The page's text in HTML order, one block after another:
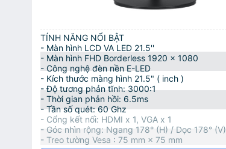
TÍNH NĂNG NỔI BẬT
- Màn hình LCD VA LED 21.5''
- Màn hình FHD Borderless 1920 x 1080
- Công nghệ đèn nền E-LED
- Kích thước màng hình 21.5" ( inch )
- Độ tương phản tĩnh: 3000:1
- Thời gian phản hồi: 6.5ms
- Tần số quét: 60 Ghz
- Cổng kết nối: HDMI x 1, VGA x 1
- Góc nhìn rộng: Ngang 178° (H) / Dọc 178° (V)
- Treo tường Vesa : 75 mm × 75 mm